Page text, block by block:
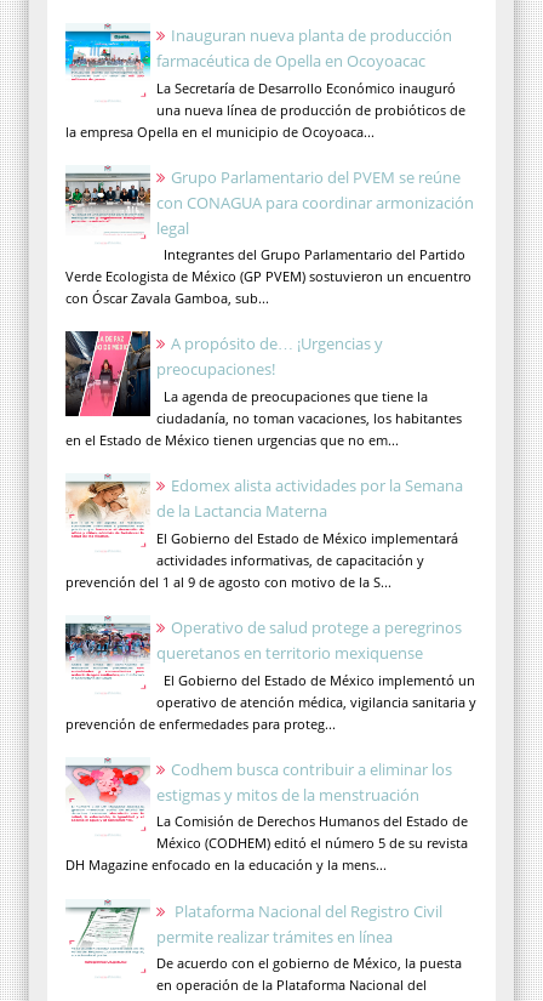
Inauguran nueva planta de producción
farmacéutica de Opella en Ocoyoacac
La Secretaría de Desarrollo Económico inauguró
una nueva línea de producción de probióticos de
la empresa Opella en el municipio de Ocoyoaca...
Grupo Parlamentario del PVEM se reúne
con CONAGUA para coordinar armonización
legal
Integrantes del Grupo Parlamentario del Partido
Verde Ecologista de México (GP PVEM) sostuvieron un encuentro
con Óscar Zavala Gamboa, sub...
A propósito de… ¡Urgencias y
preocupaciones!
La agenda de preocupaciones que tiene la
ciudadanía, no toman vacaciones, los habitantes
en el Estado de México tienen urgencias que no em...
Edomex alista actividades por la Semana
de la Lactancia Materna
El Gobierno del Estado de México implementará
actividades informativas, de capacitación y
prevención del 1 al 9 de agosto con motivo de la S...
Operativo de salud protege a peregrinos
queretanos en territorio mexiquense
El Gobierno del Estado de México implementó un
operativo de atención médica, vigilancia sanitaria y
prevención de enfermedades para proteg...
Codhem busca contribuir a eliminar los
estigmas y mitos de la menstruación
La Comisión de Derechos Humanos del Estado de
México (CODHEM) editó el número 5 de su revista
DH Magazine enfocado en la educación y la mens...
Plataforma Nacional del Registro Civil
permite realizar trámites en línea
De acuerdo con el gobierno de México, la puesta
en operación de la Plataforma Nacional del